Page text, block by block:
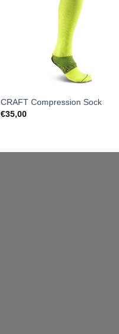
CRAFT Compression Sock
€35,00